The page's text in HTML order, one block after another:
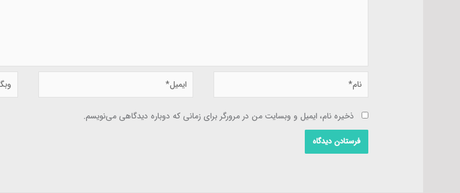
نام* ایمیل* وبگاه
ذخیره نام، ایمیل و وبسایت من در مرورگر برای زمانی که دوباره دیدگاهی می‌نویسم.